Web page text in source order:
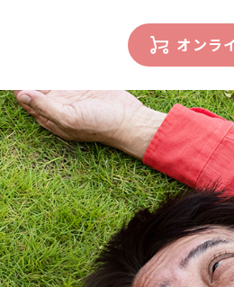
facility
ハウス紹介
online store
さかがみ家お
オンラ